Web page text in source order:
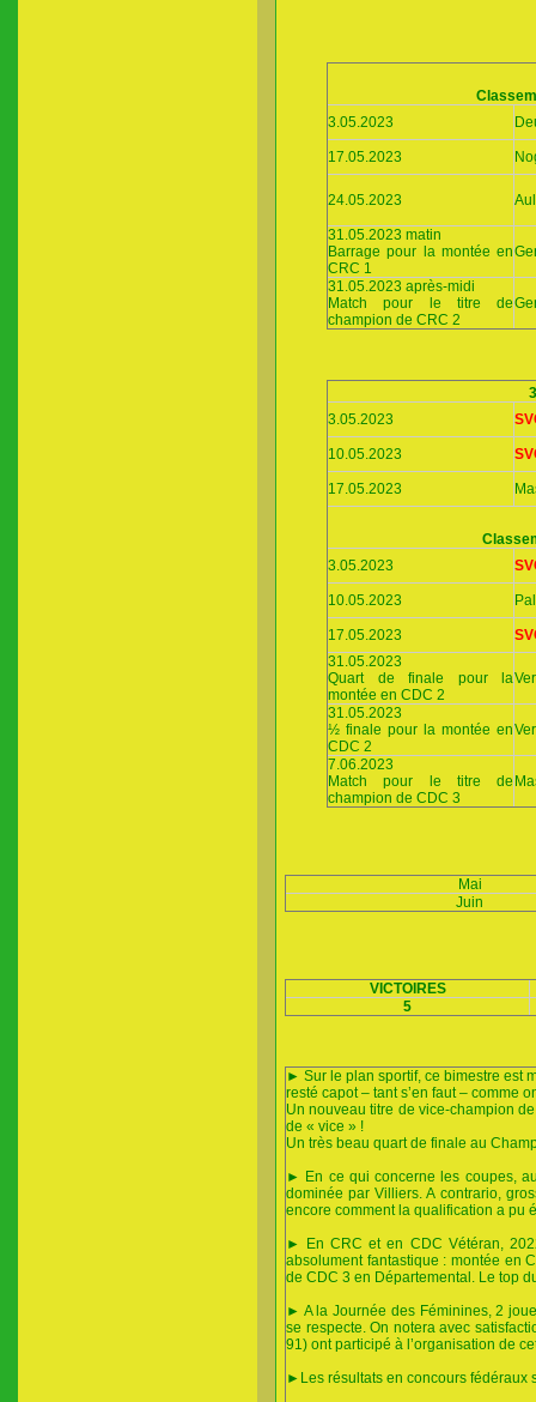
3.05.2023
17.05.2023
24.05.2023
31.05.2023 matin
Barrage pour la montée en
CRC 1
31.05.2023 après-midi
Match pour le titre de
champion de CRC 2
3
3.05.2023
10.05.2023
17.05.2023
3.05.2023
10.05.2023
17.05.2023
31.05.2023
Quart de finale pour la
montée en CDC 2
31.05.2023
½ finale pour la montée en
CDC 2
7.06.2023
Match pour le titre de
champion de CDC 3
Mai
Juin
VICTOIRES
5
► Sur le plan sportif, ce bimestre est
resté capot – tant s’en faut – comme
Un nouveau titre de vice-champion
de « vice » !
Un très beau quart de finale au
► En ce qui concerne les coupes,
dominée par Villiers. A contrario,
encore comment la qualification a pu
► En CRC et en CDC Vétéran,
absolument fantastique : montée en
de CDC 3 en Départemental. Le top
► A la Journée des Féminines, 2
se respecte. On notera avec
91) ont participé à l’organisation de
►Les résultats en concours fédéraux